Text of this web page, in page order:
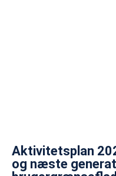
Aktivitetsplan
og næste